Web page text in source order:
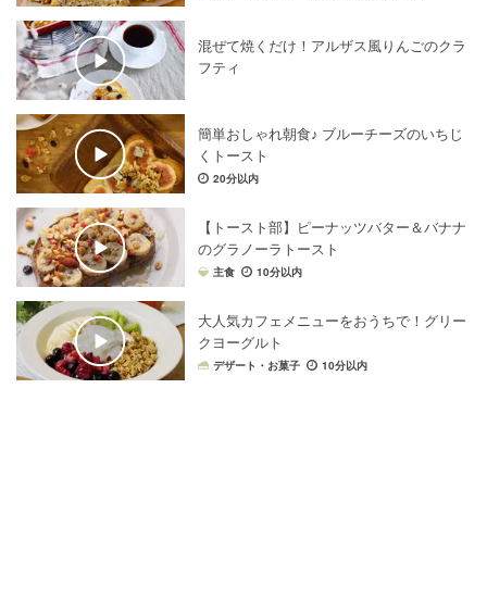
混ぜて焼くだけ！アルザス風りんごのクラ
フティ
簡単おしゃれ朝食♪ ブルーチーズのいちじ
くトースト
20分以内
【トースト部】ピーナッツバター＆バナナ
のグラノーラトースト
主食 10分以内
大人気カフェメニューをおうちで！グリー
クヨーグルト
デザート・お菓子 10分以内